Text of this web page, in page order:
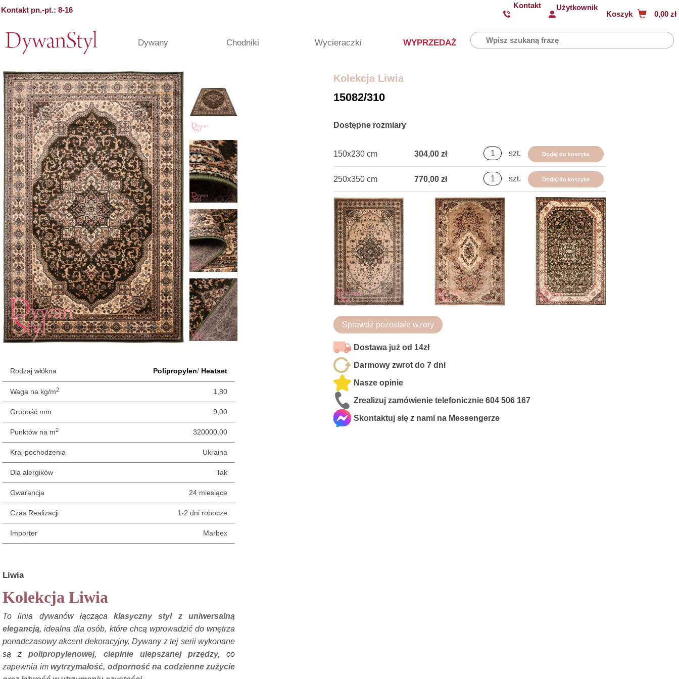
Kontakt pn.-pt.: 8-16
Kontakt Użytkownik
Koszyk 0,00 zł
Dywany Chodniki Wycieraczki WYPRZEDAŻ
Rodzaj włókna Polipropylen/ Heatset
Waga na kg/m2 1,80
Grubość mm 9,00
Punktów na m2 320000,00
Kraj pochodzenia Ukraina
Dla alergików Tak
Gwarancja 24 miesiące
Czas Realizacji 1-2 dni robocze
Importer Marbex
Liwia
Kolekcja Liwia
To linia dywanów łączącaklasyczny styl z uniwersalną
elegancją, idealna dla osób, które chcą wprowadzić do wnętrza
ponadczasowy akcent dekoracyjny. Dywany z tej serii wykonane
są z polipropylenowej, cieplnie ulepszanej przędzy, co
zapewnia im wytrzymałość, odporność na codzienne zużycie
Kolekcja Liwia
15082/310
Dostępne rozmiary
150x230 cm 304,00 zł szt. Dodaj do koszyka
250x350 cm 770,00 zł szt. Dodaj do koszyka
Sprawdź pozostałe wzory
Dostawa już od 14zł
Darmowy zwrot do 7 dni
Nasze opinie
Zrealizuj zamówienie telefonicznie 604 506 167
Skontaktuj się z nami na Messengerze